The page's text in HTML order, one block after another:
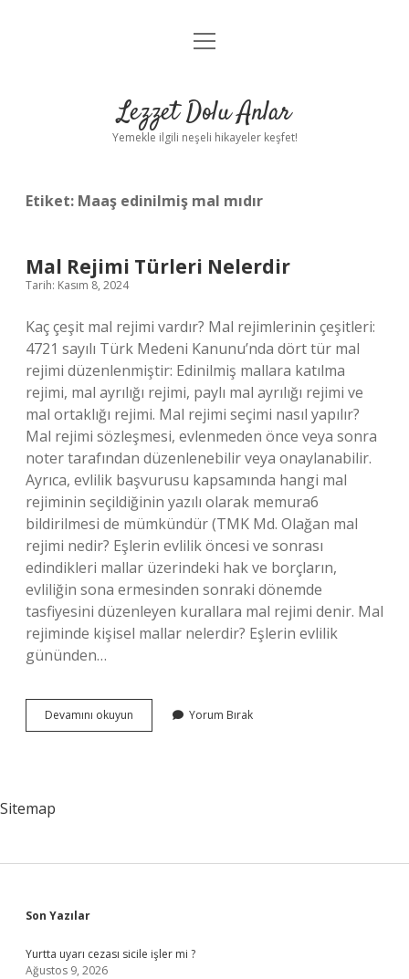
Anasayfa
Yasal Uyarı
menüyü
Lezzet Dolu Anlar
Yemekle ilgili neşeli hikayeler keşfet!
Etiket: Maaş edinilmiş mal mıdır
Mal Rejimi Türleri Nelerdir
Tarih: Kasım 8, 2024
Kaç çeşit mal rejimi vardır? Mal rejimlerinin çeşitleri:
4721 sayılı Türk Medeni Kanunu’nda dört tür mal
rejimi düzenlenmiştir: Edinilmiş mallara katılma
rejimi, mal ayrılığı rejimi, paylı mal ayrılığı rejimi ve
mal ortaklığı rejimi. Mal rejimi seçimi nasıl yapılır?
Mal rejimi sözleşmesi, evlenmeden önce veya sonra
noter tarafından düzenlenebilir veya onaylanabilir.
Ayrıca, evlilik başvurusu kapsamında hangi mal
rejiminin seçildiğinin yazılı olarak memura6
bildirilmesi de mümkündür (TMK Md. Olağan mal
rejimi nedir? Eşlerin evlilik öncesi ve sonrası
edindikleri mallar üzerindeki hak ve borçların,
evliliğin sona ermesinden sonraki dönemde
tasfiyesini düzenleyen kurallara mal rejimi denir. Mal
rejiminde kişisel mallar nelerdir? Eşlerin evlilik
gününden…
Devamını okuyun
Rejimi
Yorum Bırak
Sitemap
Sidebar
Son Yazılar
Yurtta uyarı cezası sicile işler mi ?
Ağustos 9, 2026